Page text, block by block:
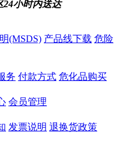
24小时内送达
(MSDS) 产品线下载 危险
务 付款方式 危化品购买
会员管理
发票说明 退换货政策